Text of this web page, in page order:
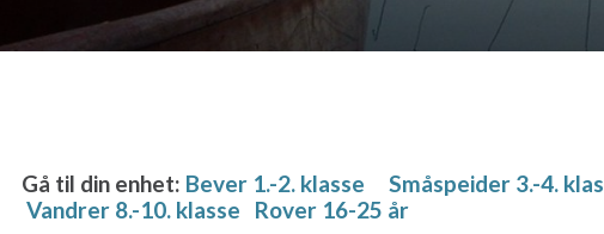
Gå til din enhet: Bever 1.-2. klasse Småspeider 3.-4.
Vandrer 8.-10. klasse
Rover 16-25 år